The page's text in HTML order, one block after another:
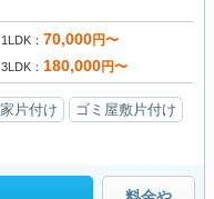
1LDK 70,000円〜
3LDK 180,000円〜
片付け
ゴミ屋敷片付け